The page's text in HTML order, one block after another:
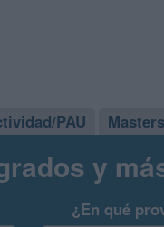
PAU Masters
y
¿En qué